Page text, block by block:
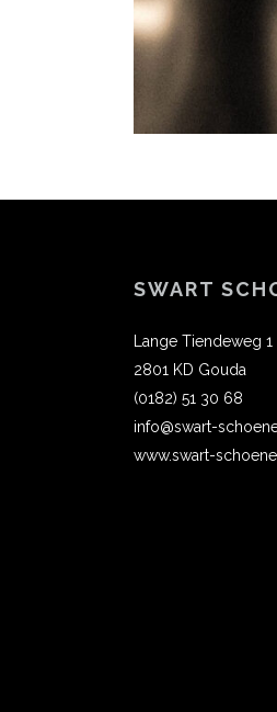
SWART
Lange Tiendeweg 1
2801 KD Gouda
(0182) 51 30 68
info@swart-
www.swart-